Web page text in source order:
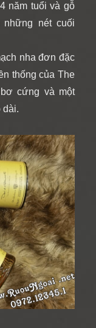
năm tuổi và gỗ
nét cuối
nha đơn đặc
thống của The
cứng và một
dài.